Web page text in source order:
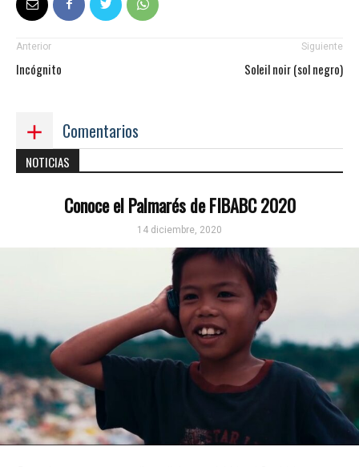
Anterior
Incógnito
Siguiente
Soleil noir (sol negro)
Comentarios
NOTICIAS
Conoce el Palmarés de FIBABC 2020
14 diciembre, 2020